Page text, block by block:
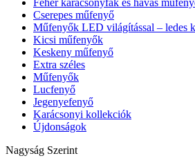
Fehér karácsonyfák és havas
Cserepes műfenyő
Műfenyők LED világítással – ledes
Kicsi műfenyők
Keskeny műfenyő
Extra széles
Műfenyők
Lucfenyő
Jegenyefenyő
Karácsonyi kollekciók
Újdonságok
Nagyság Szerint